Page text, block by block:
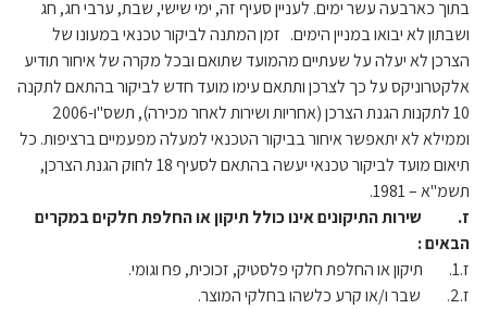
בתוך כארבעה עשר ימים. לעניין סעיף זה, ימי שישי, שבת, ערבי חג, חג
ושבתון לא יבואו במניין הימים. זמן המתנה לביקור טכנאי במעונו של
הצרכן לא יעלה על שעתיים מהמועד שתואם ובכל מקרה של איחור תודיע
אלקטרוניקס על כך לצרכן ותתאם עימו מועד חדש לביקור בהתאם לתקנה
10 לתקנות הגנת הצרכן (אחריות ושירות לאחר מכירה), תשס"ו-2006
וממילא לא יתאפשר איחור בביקור הטכנאי למעלה מפעמיים ברציפות. כל
תיאום מועד לביקור טכנאי יעשה בהתאם לסעיף 18 לחוק הגנת הצרכן,
תשמ"א – 1981.
ז. שירות התיקונים אינו כולל תיקון או החלפת חלקים במקרים
הבאים :
ז.1. תיקון או החלפת חלקי פלסטיק, זכוכית, פח וגומי.
ז.2. שבר ו/או קרע כלשהו בחלקי המוצר.